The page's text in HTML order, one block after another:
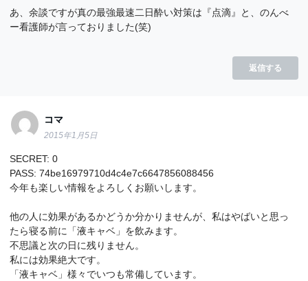
あ、余談ですが真の最強最速二日酔い対策は『点滴』と、のんべ
ー看護師が言っておりました(笑)
返信する
コマ
2015年1月5日
SECRET: 0
PASS: 74be16979710d4c4e7c6647856088456
今年も楽しい情報をよろしくお願いします。
他の人に効果があるかどうか分かりませんが、私はやばいと思っ
たら寝る前に「液キャベ」を飲みます。
不思議と次の日に残りません。
私には効果絶大です。
「液キャベ」様々でいつも常備しています。